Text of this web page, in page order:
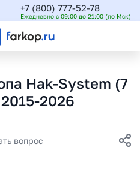
+7 (800) 777-52-78
Ежедневно с 09:00 до 21:00 (по Мск)
Hak-System (7
2026
вопрос